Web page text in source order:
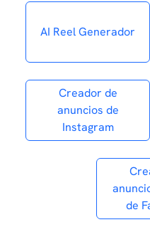
AI Reel Generador
Creador de
anuncios de
Instagram
de